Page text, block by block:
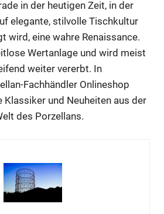
in der heutigen Zeit, in der
elegante, stilvolle Tischkultur
wird, eine wahre Renaissance.
Wertanlage und wird meist
weiter vererbt. In
Fachhändler Onlineshop
Klassiker und Neuheiten aus der
des Porzellans.